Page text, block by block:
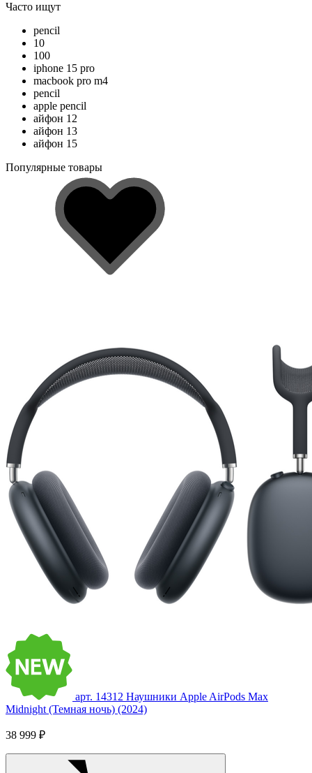
Часто ищут
pencil
10
100
iphone 15 pro
macbook pro m4
pencil
apple pencil
айфон 12
айфон 13
айфон 15
Популярные товары
арт. 14312 Наушники Apple AirPods Max
Midnight (Темная ночь) (2024)
38 999 ₽